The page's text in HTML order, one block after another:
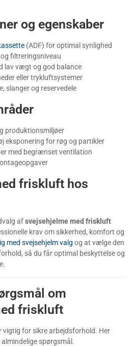
og egenskaber
(ADF) for optimal synlighed
filtreringsniveau
lav vægt og god balance
eller trykluftsystemer
slanger og reservedele
produktionsmiljøer
eksponering for røg og partikler
med begrænset ventilation
friskluft hos
afsvejsehjelme med friskluft
krav om sikkerhed, komfort og
med svejsehjelm valg og at vælge den
så du får optimal beskyttelse og
om
friskluft
vigtig for sikre arbejdsforhold. Her
spørgsmål.